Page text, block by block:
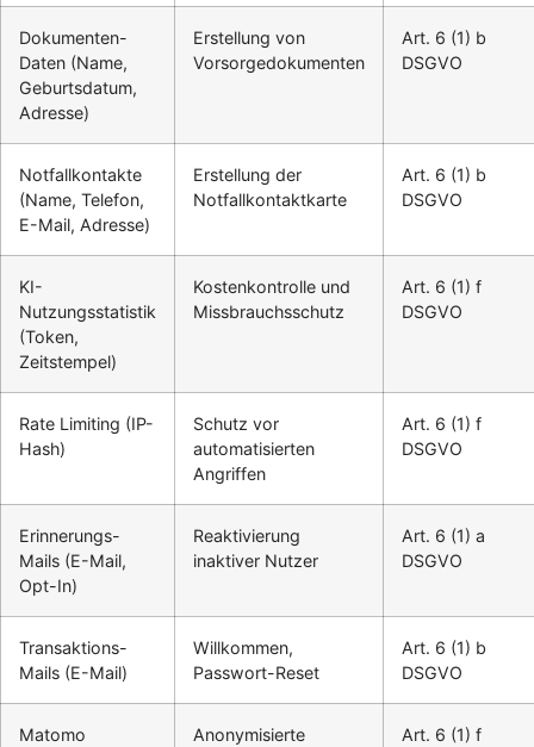
Dokumenten-
Daten (Name,
Geburtsdatum,
Adresse)
Erstellung von
Vorsorgedokumenten
Art. 6 (1) b
DSGVO
Notfallkontakte
(Name, Telefon,
E-Mail, Adresse)
Erstellung der
Notfallkontaktkarte
Art. 6 (1) b
DSGVO
KI-
Nutzungsstatistik
(Token,
Zeitstempel)
Kostenkontrolle und
Missbrauchsschutz
Art. 6 (1) f
DSGVO
Rate Limiting (IP-
Hash)
Schutz vor
automatisierten
Angriffen
Art. 6 (1) f
DSGVO
Erinnerungs-
Mails (E-Mail,
Opt-In)
Reaktivierung
inaktiver Nutzer
Art. 6 (1) a
DSGVO
Transaktions-
Mails (E-Mail)
Willkommen,
Passwort-Reset
Art. 6 (1) b
DSGVO
Matomo
Anonymisierte
Art. 6 (1) f